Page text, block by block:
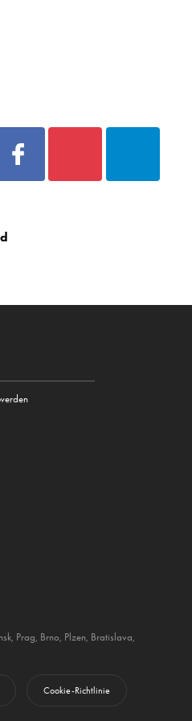
, Prag Brno Plzen, Bratislava
Cookie-Richtlinie